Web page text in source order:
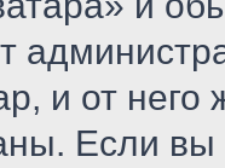
и от него
Если